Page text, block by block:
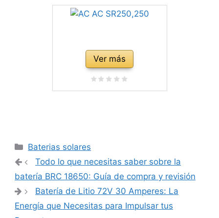
Ver más
Categorías
Baterias solares
Navegación
de
Todo lo que necesitas saber sobre la
batería BRC 18650: Guía de compra y revisión
Batería de Litio 72V 30 Amperes: La
Energía que Necesitas para Impulsar tus